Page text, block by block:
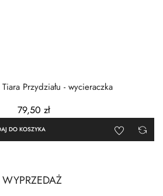
Przydziału - wycieraczka
79,50 zł
DO KOSZYKA
WYPRZEDAŻ